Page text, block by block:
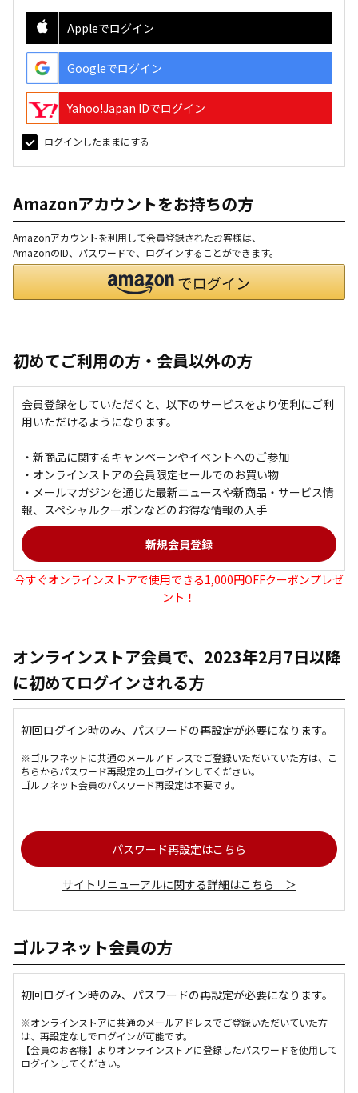
Appleでログイン
Googleでログイン
Yahoo!Japan IDでログイン
ログインしたままにする
Amazonアカウントをお持ちの方
Amazonアカウントを利用して会員登録されたお客様は、
AmazonのID、パスワードで、ログインすることができます。
初めてご利用の方・会員以外の方
会員登録をしていただくと、以下のサービスをより便利にご利
用いただけるようになります。
・新商品に関するキャンペーンやイベントへのご参加
・オンラインストアの会員限定セールでのお買い物
・メールマガジンを通じた最新ニュースや新商品・サービス情
報、スペシャルクーポンなどのお得な情報の入手
今すぐオンラインストアで使用できる1,000円OFFクーポンプレゼ
ント！
オンラインストア会員で、2023年2月7日以降
に初めてログインされる方
初回ログイン時のみ、パスワードの再設定が必要になります。
※ゴルフネットに共通のメールアドレスでご登録いただいていた方は、こ
ちらからパスワード再設定の上ログインしてください。
ゴルフネット会員のパスワード再設定は不要です。
パスワード再設定はこちら
サイトリニューアルに関する詳細はこちら ＞
ゴルフネット会員の方
初回ログイン時のみ、パスワードの再設定が必要になります。
※オンラインストアに共通のメールアドレスでご登録いただいていた方
は、再設定なしでログインが可能です。
【会員のお客様】 よりオンラインストアに登録したパスワードを使用して
ログインしてください。